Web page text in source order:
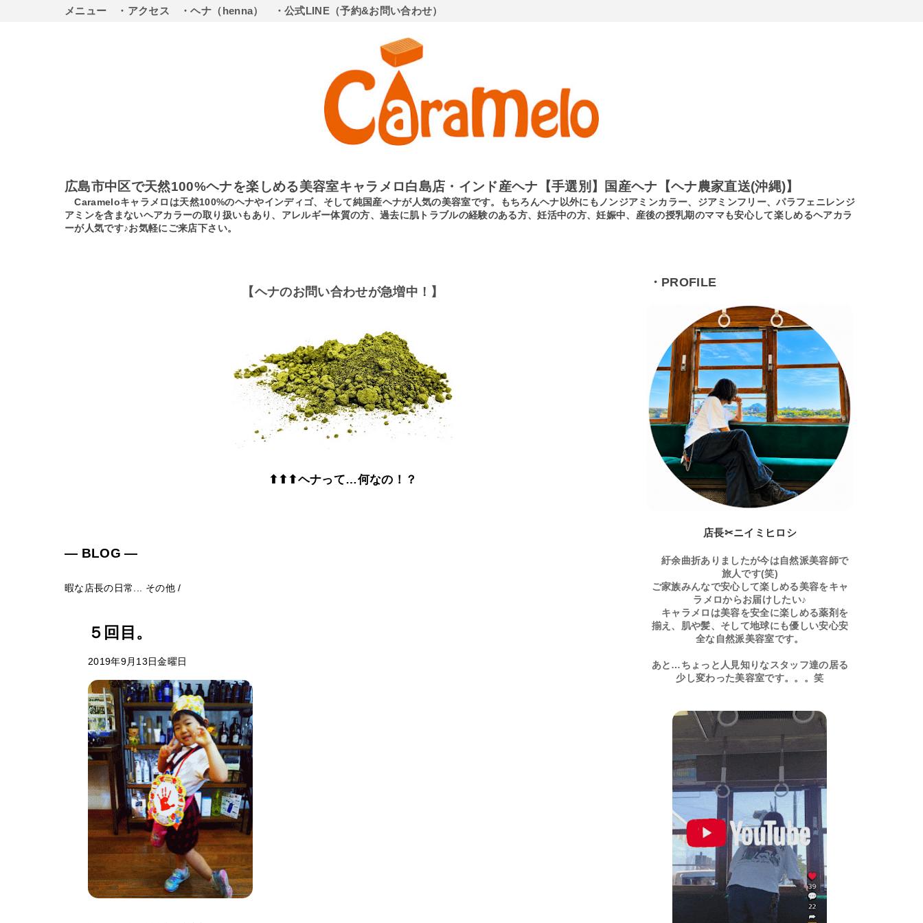
メニュー ・アクセス ・ヘナ（henna） ・公式LINE（予約&お問い合わせ）
広島市中区で天然100%ヘナを楽しめる美容室キャラメロ白島店・インド産ヘナ【手選別】国産ヘナ【ヘナ農家直送(沖縄)】
Carameloキャラメロは天然100%のヘナやインディゴ、そして純国産ヘナが人気の美容室です。もちろんヘナ以外にもノンジアミンカラー、ジアミンフリー、パラフェニレンジ
アミンを含まないヘアカラーの取り扱いもあり、アレルギー体質の方、過去に肌トラブルの経験のある方、妊活中の方、妊娠中、産後の授乳期のママも安心して楽しめるヘアカラ
ーが人気です♪お気軽にご来店下さい。
【ヘナのお問い合わせが急増中！】
⬆⬆⬆ヘナって…何なの！？
― BLOG ―
暇な店長の日常... その他/
５回目。
2019年9月13日金曜日
・PROFILE
店長✂ニイミヒロシ
紆余曲折ありましたが今は自然派美容師で
旅人です(笑)
ご家族みんなで安心して楽しめる美容をキャ
ラメロからお届けしたい♪
キャラメロは美容を安全に楽しめる薬剤を
揃え、肌や髪、そして地球にも優しい安心安
全な自然派美容室です。
あと…ちょっと人見知りなスタッフ達の居る
少し変わった美容室です。。。笑